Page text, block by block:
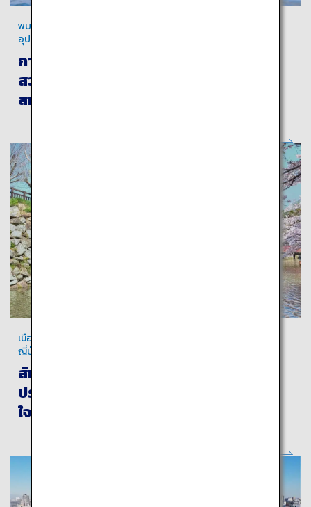
การเดินทางขนานแท้ เพื่อสัมผัสกับทะเลที่
สวยงาม และทรัพยากรประมงที่อุดม
สมบูรณ์ของโทบะ
พบกับ “อามะ” หญิงชาวประมงแบบดั้งเดิมในโทบะ ที่ดำน้ำโดยไม่ใช้
อุปกรณ์
สัมผัสกับประวัติศาสตร์ วัฒนธรรม และ
ประสบการณ์เกี่ยวกับอาหารที่น่าตื่นตาตื่น
ใจในเมืองปราสาทอันงดงามของฮิเมจิ
เมืองฮิเมจิเป็นแหล่งมรดกโลกทางวัฒนธรรมอันเป็นสัญลักษณ์ของ
ญี่ปุ่น